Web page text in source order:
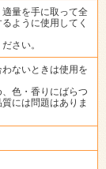
適量を手に取って全
ように使用してく
さい。
ないときは使用を
色・香りにばらつ
には問題はありま